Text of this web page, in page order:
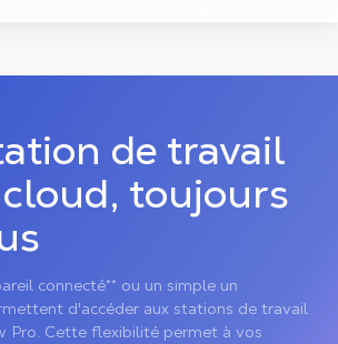
de travail
toujours
connecté** ou un simple un
d'accéder aux stations de travail
Pro. Cette flexibilité permet à vos